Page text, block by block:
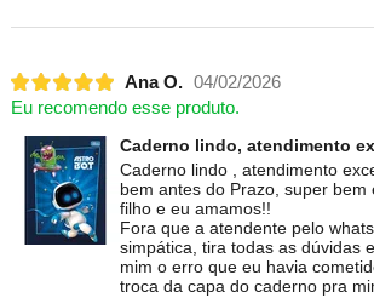
Ana O. 04/02/2026
Eu recomendo esse produto.
Caderno lindo, atendimento
Caderno lindo , atendimento
bem antes do Prazo, super bem
filho e eu amamos!!
Fora que a atendente pelo
simpática, tira todas as dúvidas
mim o erro que eu havia
troca da capa do caderno pra